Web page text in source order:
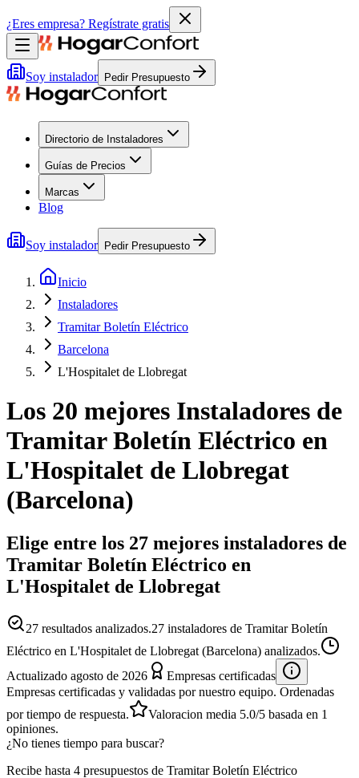
¿Eres empresa? Regístrate gratis
Soy instalador Pedir Presupuesto
Directorio de Instaladores
Guías de Precios
Marcas
Blog
Soy instalador Pedir Presupuesto
Inicio
Instaladores
Tramitar Boletín Eléctrico
Barcelona
L'Hospitalet de Llobregat
Los 20 mejores Instaladores de
Tramitar Boletín Eléctrico en
L'Hospitalet de Llobregat
(Barcelona)
Elige entre los 27 mejores instaladores de
Tramitar Boletín Eléctrico en
L'Hospitalet de Llobregat
27 resultados analizados.27 instaladores de Tramitar Boletín
Eléctrico en L'Hospitalet de Llobregat (Barcelona) analizados.
Actualizado agosto de 2026
Empresas certificadas
Empresas certificadas y validadas por nuestro equipo. Ordenadas
por tiempo de respuesta.
Valoracion media 5.0/5 basada en 1
opiniones.
¿No tienes tiempo para buscar?
Recibe hasta 4 presupuestos de Tramitar Boletín Eléctrico